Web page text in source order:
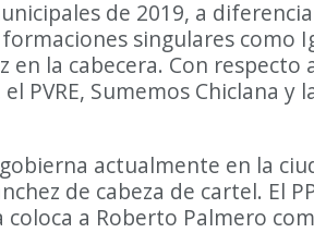
de 2019, a
singulares como
en la cabecera. Con
Sumemos Chiclana y
actualmente en la
de cabeza de cartel. El
a Roberto Palmero